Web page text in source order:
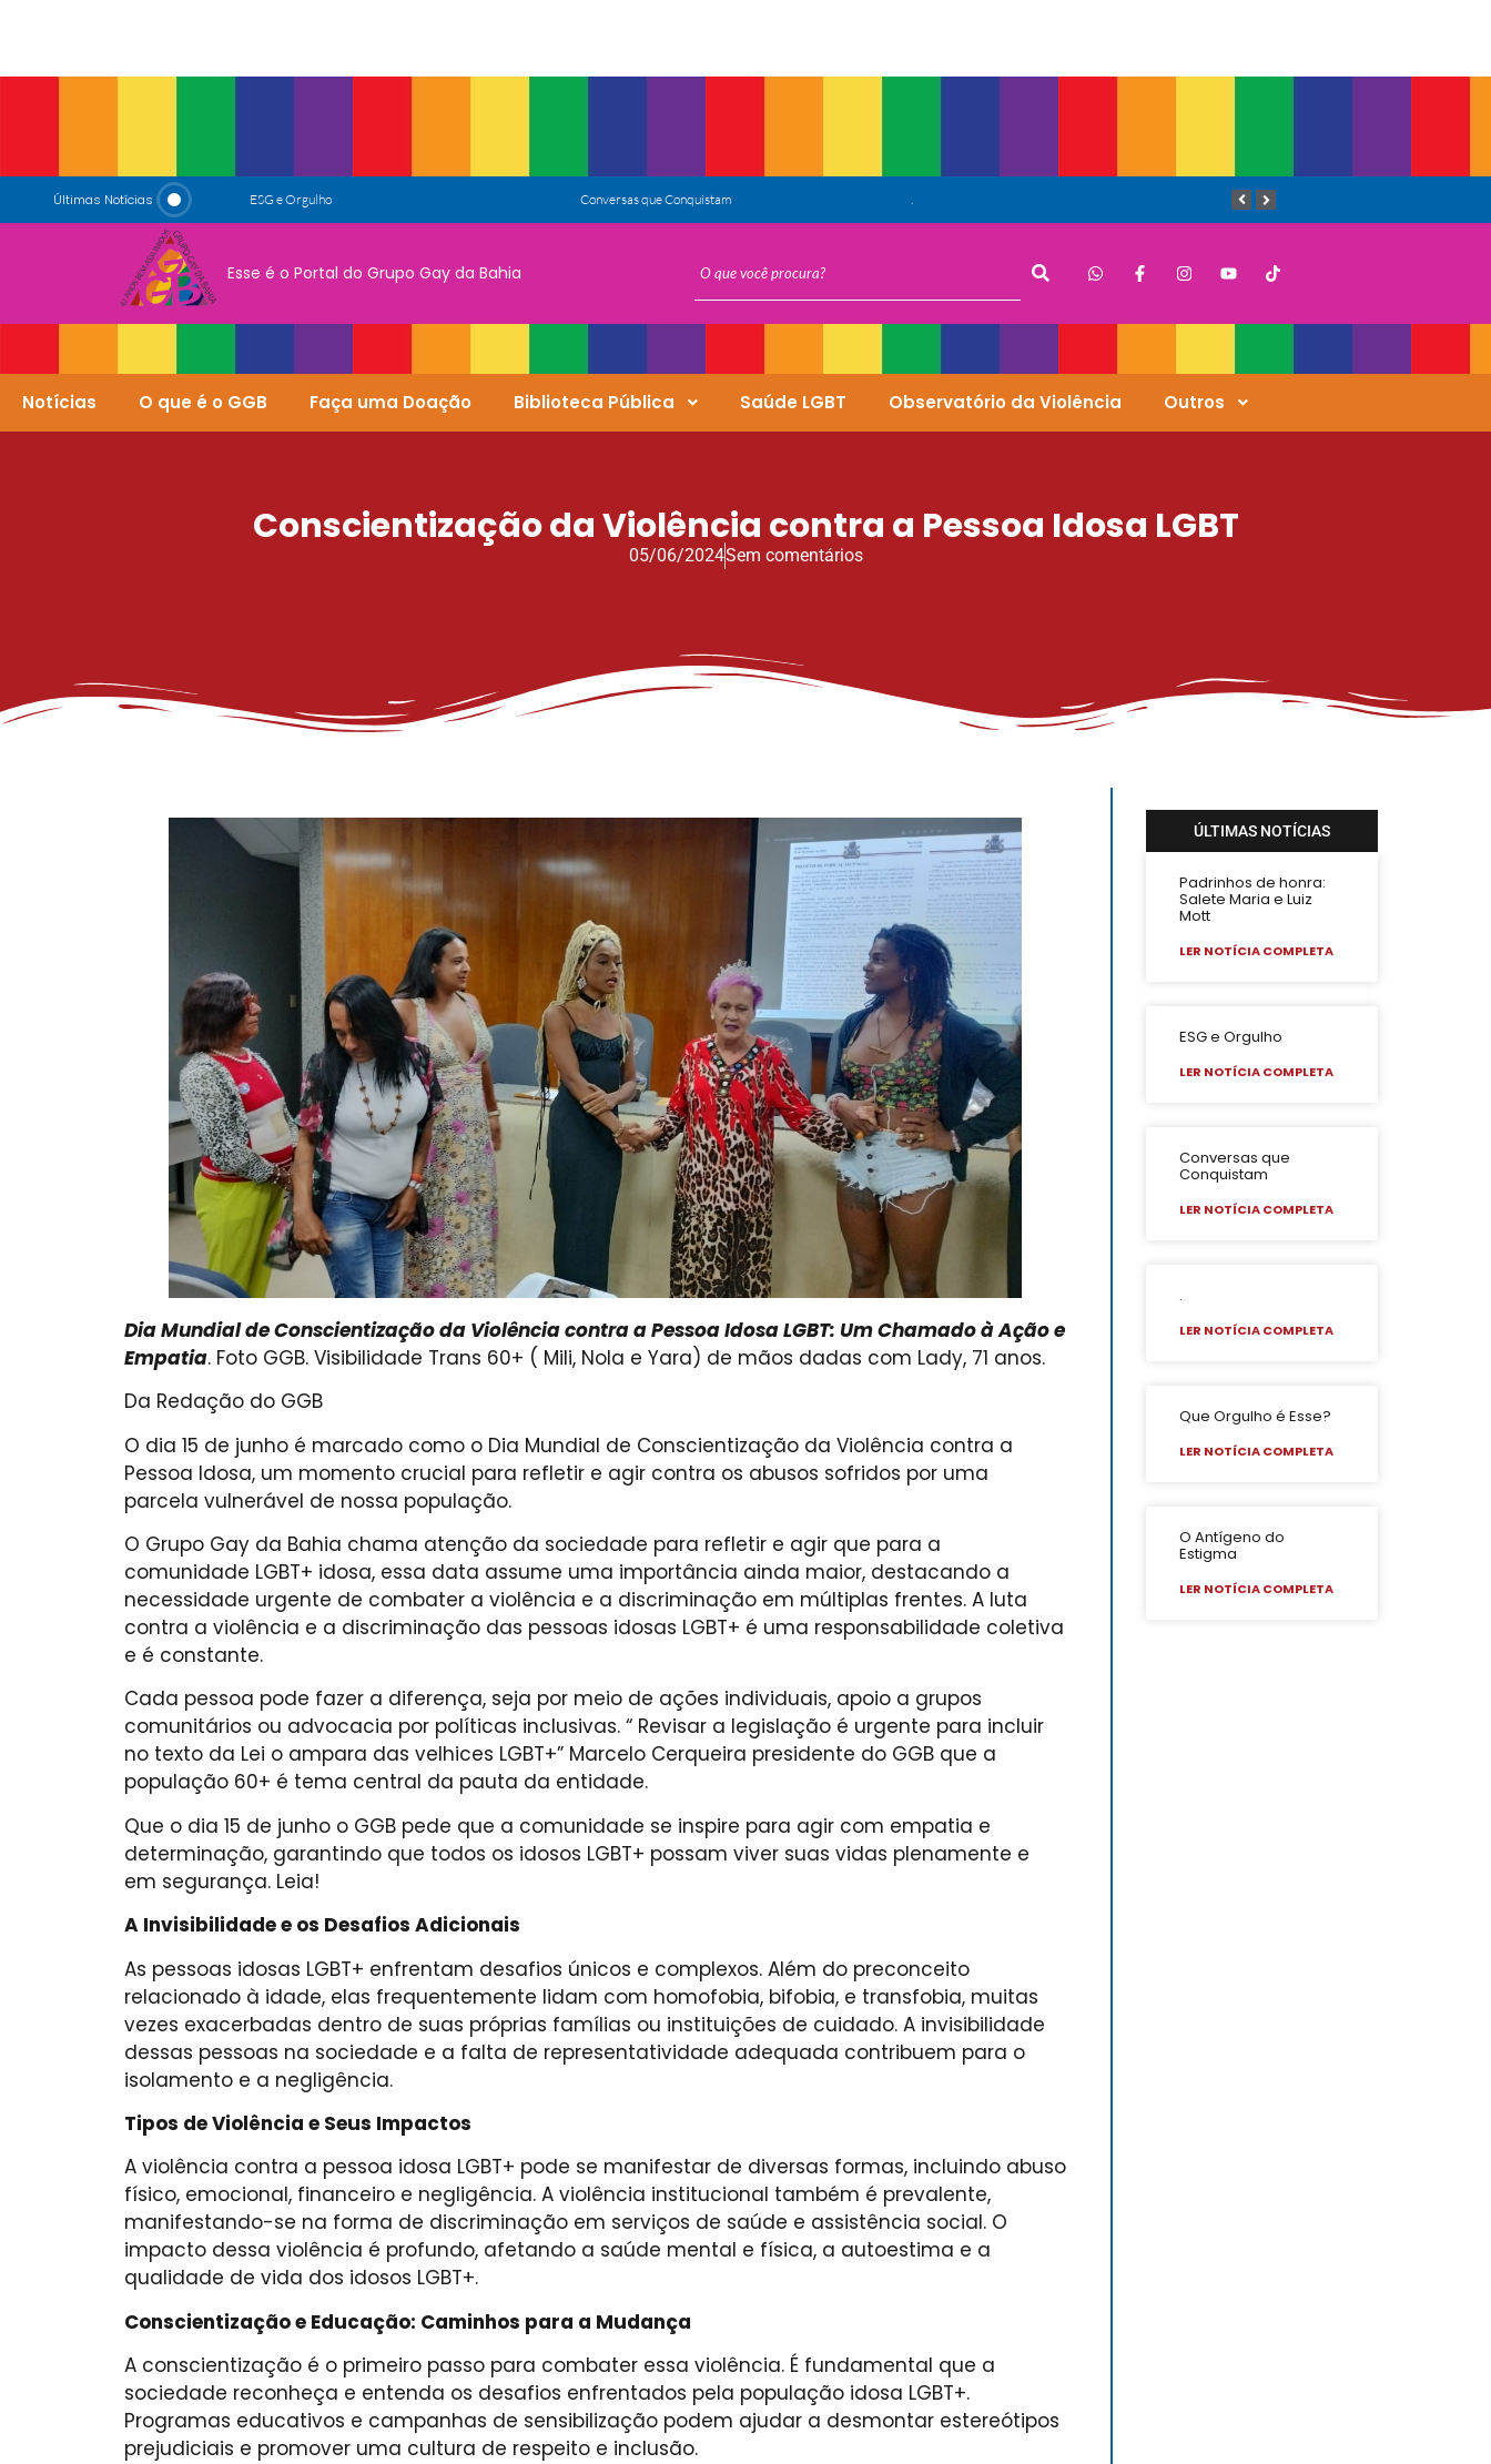
Últimas Notícias
ESG e Orgulho .
Esse é o Portal do Grupo Gay da Bahia
Notícias O que é o GGB Faça uma Doação Biblioteca Pública Saúde LGBT Observatório da Violência Outros
Conscientização da Violência contra a Pessoa Idosa LGBT
05/06/2024Sem comentários
Dia Mundial de Conscientização da Violência contra a Pessoa Idosa LGBT: Um Chamado à Ação e
Empatia. Foto GGB. Visibilidade Trans 60+ ( Mili, Nola e Yara) de mãos dadas com Lady, 71 anos.
Da Redação do GGB
O dia 15 de junho é marcado como o Dia Mundial de Conscientização da Violência contra a
Pessoa Idosa, um momento crucial para refletir e agir contra os abusos sofridos por uma
parcela vulnerável de nossa população.
O Grupo Gay da Bahia chama atenção da sociedade para refletir e agir que para a
comunidade LGBT+ idosa, essa data assume uma importância ainda maior, destacando a
necessidade urgente de combater a violência e a discriminação em múltiplas frentes. A luta
contra a violência e a discriminação das pessoas idosas LGBT+ é uma responsabilidade coletiva
e é constante.
Cada pessoa pode fazer a diferença, seja por meio de ações individuais, apoio a grupos
comunitários ou advocacia por políticas inclusivas. “ Revisar a legislação é urgente para incluir
no texto da Lei o ampara das velhices LGBT+” Marcelo Cerqueira presidente do GGB que a
população 60+ é tema central da pauta da entidade.
Que o dia 15 de junho o GGB pede que a comunidade se inspire para agir com empatia e
determinação, garantindo que todos os idosos LGBT+ possam viver suas vidas plenamente e
em segurança. Leia!
A Invisibilidade e os Desafios Adicionais
As pessoas idosas LGBT+ enfrentam desafios únicos e complexos. Além do preconceito
relacionado à idade, elas frequentemente lidam com homofobia, bifobia, e transfobia, muitas
vezes exacerbadas dentro de suas próprias famílias ou instituições de cuidado. A invisibilidade
dessas pessoas na sociedade e a falta de representatividade adequada contribuem para o
isolamento e a negligência.
Tipos de Violência e Seus Impactos
A violência contra a pessoa idosa LGBT+ pode se manifestar de diversas formas, incluindo abuso
físico, emocional, financeiro e negligência. A violência institucional também é prevalente,
manifestando-se na forma de discriminação em serviços de saúde e assistência social. O
impacto dessa violência é profundo, afetando a saúde mental e física, a autoestima e a
qualidade de vida dos idosos LGBT+.
Conscientização e Educação: Caminhos para a Mudança
A conscientização é o primeiro passo para combater essa violência. É fundamental que a
sociedade reconheça e entenda os desafios enfrentados pela população idosa LGBT+.
Programas educativos e campanhas de sensibilização podem ajudar a desmontar estereótipos
prejudiciais e promover uma cultura de respeito e inclusão.
ÚLTIMAS NOTÍCIAS
Padrinhos de honra:
Salete Maria e Luiz
Mott
LER NOTÍCIA COMPLETA
ESG e Orgulho
LER NOTÍCIA COMPLETA
Conversas que
Conquistam
LER NOTÍCIA COMPLETA
.
LER NOTÍCIA COMPLETA
Que Orgulho é Esse?
LER NOTÍCIA COMPLETA
O Antígeno do
Estigma
LER NOTÍCIA COMPLETA